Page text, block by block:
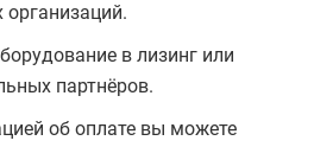
в лизинг или
партнёров.
об оплате вы можете